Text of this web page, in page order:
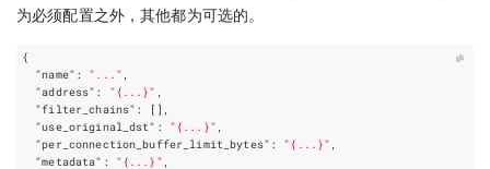
为必须配置之外，其他都为可选的。
{
"name" : "..."
"address" : "{...}"
"filter_chains" :
[],
"use_original_dst" : "{...}"
"per_connection_buffer_limit_bytes" : "{...}"
"metadata" : "{...}"